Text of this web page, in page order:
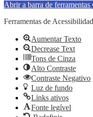
Abrir a barra de ferramentas
Ferramentas de
Aumentar Texto
Decrease Text
Tons de Cinza
Alto Contraste
Contraste Negativo
Luz de fundo
Links ativos
Fonte legível